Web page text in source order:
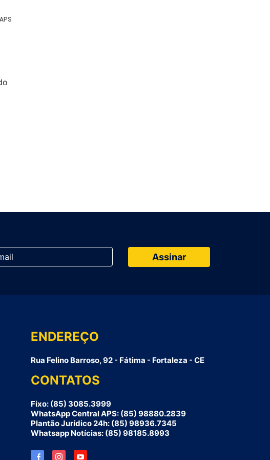
ENDEREÇO
Rua Felino Barroso, 92 - Fátima - Fortaleza - CE
CONTATOS
Fixo: (85) 3085.3999
WhatsApp Central APS: (85) 98880.2839
Plantão Jurídico 24h: (85) 98936.7345
Whatsapp Notícias: (85) 98185.8993